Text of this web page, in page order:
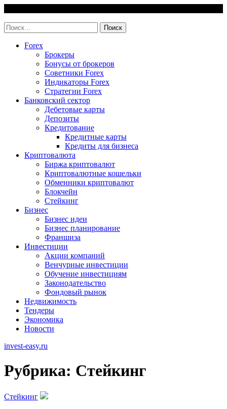
content
Найти:
Forex
Брокеры
Бонусы от брокеров
Советники Forex
Индикаторы Forex
Стратегии Forex
Банковский сектор
Дебетовые карты
Депозиты
Кредитование
Кредитные карты
Кредиты для бизнеса
Криптовалюта
Биржа криптовалют
Криптовалютные кошельки
Обменники криптовалют
Блокчейн
Стейкинг
Бизнес
Бизнес идеи
Бизнес планирование
Франшиза
Инвестиции
Акции компаний
Венчурные инвестиции
Обучение инвестициям
Законодательство
Фондовый рынок
Недвижимость
Тендеры
Экономика
Новости
invest-easy.ru
Рубрика: Стейкинг
Стейкинг